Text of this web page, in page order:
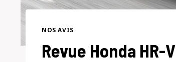
NOS AVIS
Revue Honda HR-V